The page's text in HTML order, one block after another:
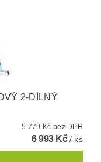
2-DÍLNÝ
5 779 Kč bez DPH
6 993 Kč/ ks